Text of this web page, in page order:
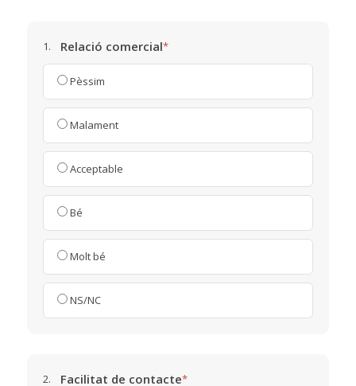
1. Relació comercial*
Pèssim
Malament
Acceptable
Bé
Molt bé
NS/NC
2. Facilitat de contacte*